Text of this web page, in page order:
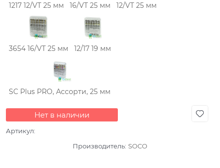
1217 12/VT 25 мм 16/VT 25 мм 12/VT 25 мм
3654 16/VT 25 мм 12/17 19 мм
SC Plus PRO, Ассорти, 25 мм
Нет в наличии
Артикул:
Производитель: SOCO